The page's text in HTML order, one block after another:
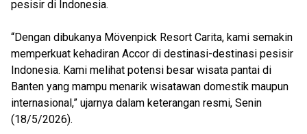
pesisir di Indonesia.
“Dengan dibukanya Mövenpick Resort Carita, kami semakin
memperkuat kehadiran Accor di destinasi-destinasi pesisir
Indonesia. Kami melihat potensi besar wisata pantai di
Banten yang mampu menarik wisatawan domestik maupun
internasional,” ujarnya dalam keterangan resmi, Senin
(18/5/2026).